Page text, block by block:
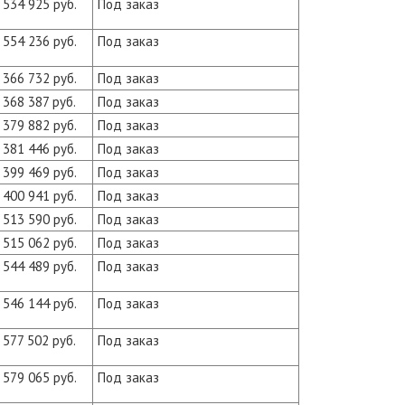
534 925 руб. Под заказ
554 236 руб. Под заказ
366 732 руб.
Под заказ
368 387 руб.
Под заказ
379 882 руб.
Под заказ
381 446 руб.
Под заказ
399 469 руб.
Под заказ
400 941 руб.
Под заказ
513 590 руб.
Под заказ
515 062 руб.
Под заказ
544 489 руб.
Под заказ
546 144 руб. Под заказ
577 502 руб. Под заказ
579 065 руб. Под заказ